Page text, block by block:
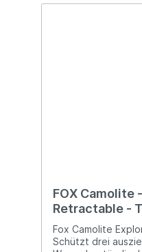
Landing Net
? Gepolsterte
abnehmbarer
FOX Camolite
Retractable -
Fox Camolite
Schützt drei